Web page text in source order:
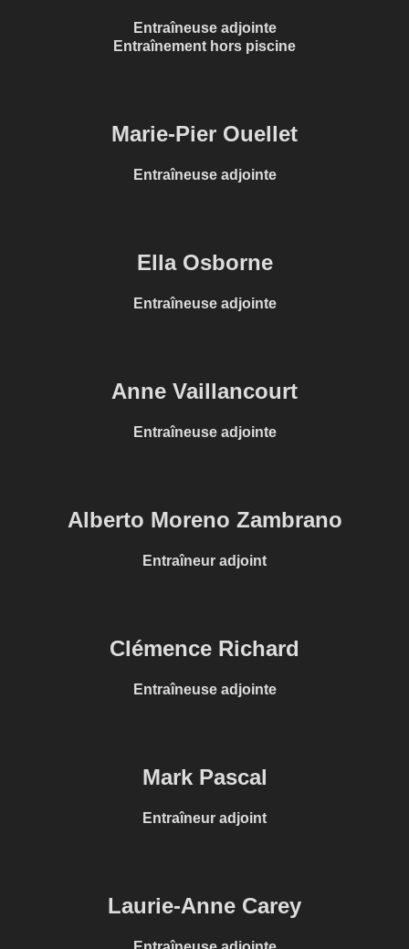
Entraîneuse adjointe
Entraînement hors piscine
Marie-Pier Ouellet
Entraîneuse adjointe
Ella Osborne
Entraîneuse adjointe
Anne Vaillancourt
Entraîneuse adjointe
Alberto Moreno Zambrano
Entraîneur adjoint
Clémence Richard
Entraîneuse adjointe
Mark Pascal
Entraîneur adjoint
Laurie-Anne Carey